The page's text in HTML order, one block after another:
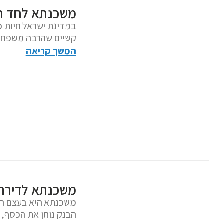
משכנתא לחד
קשיים שהרבה
המשך קריאה
משכנתא
משכנתא היא בעצם
הבנק נותן את